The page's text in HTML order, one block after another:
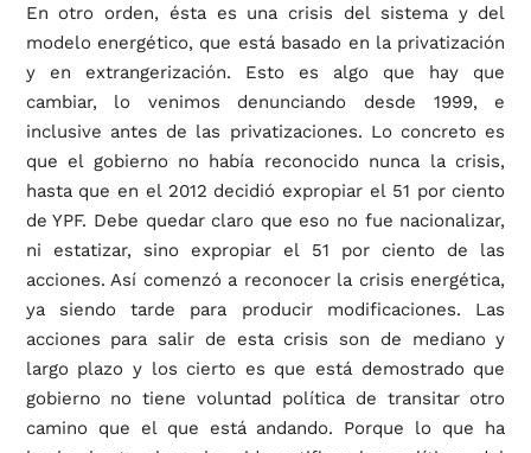
En otro orden, ésta es una crisis del sistema y del
modelo energético, que está basado en la privatización
y en extrangerización. Esto es algo que hay que
cambiar, lo venimos denunciando desde 1999, e
inclusive antes de las privatizaciones. Lo concreto es
que el gobierno no había reconocido nunca la crisis,
hasta que en el 2012 decidió expropiar el 51 por ciento
de YPF. Debe quedar claro que eso no fue nacionalizar,
ni estatizar, sino expropiar el 51 por ciento de las
acciones. Así comenzó a reconocer la crisis energética,
ya siendo tarde para producir modificaciones. Las
acciones para salir de esta crisis son de mediano y
largo plazo y los cierto es que está demostrado que
gobierno no tiene voluntad política de transitar otro
camino que el que está andando. Porque lo que ha